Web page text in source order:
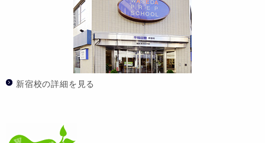
新宿校の詳細を見る